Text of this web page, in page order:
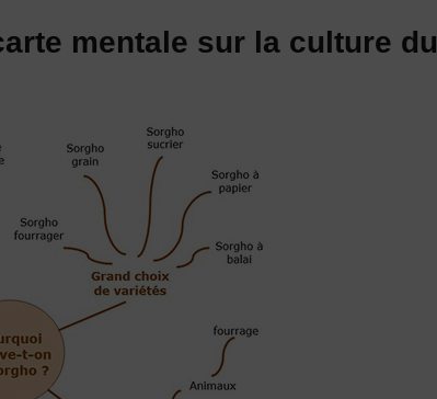
mentale sur la culture du